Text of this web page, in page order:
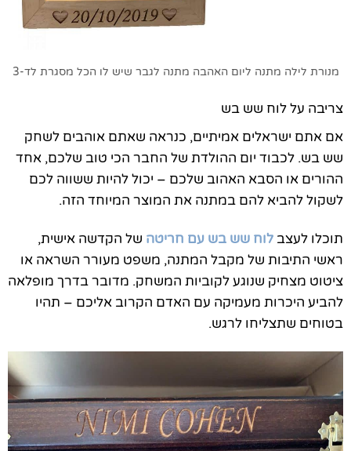
מנורת לילה מתנה ליום האהבה מתנה לגבר שיש לו הכל מסגרת לד-3
צריבה על לוח שש בש
אם אתם ישראלים אמיתיים, כנראה שאתם אוהבים לשחק
שש בש. לכבוד יום ההולדת של החבר הכי טוב שלכם, אחד
ההורים או הסבא האהוב שלכם – יכול להיות ששווה לכם
לשקול להביא להם במתנה את המוצר המיוחד הזה.
תוכלו לעצב לוח שש בש עם חריטה של הקדשה אישית,
ראשי התיבות של מקבל המתנה, משפט מעורר השראה או
ציטוט מצחיק שנוגע לקוביות המשחק. מדובר בדרך מופלאה
להביע היכרות מעמיקה עם האדם הקרוב אליכם – תהיו
בטוחים שתצליחו לרגש.